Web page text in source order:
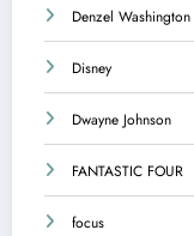
Denzel Washington
Disney
Dwayne Johnson
FANTASTIC FOUR
focus